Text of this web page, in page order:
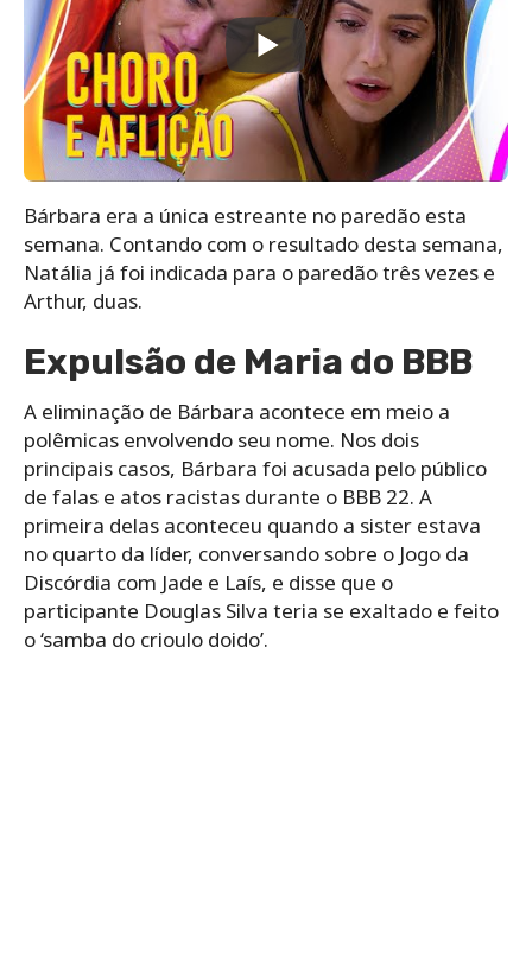
Bárbara era a única estreante no paredão esta
semana. Contando com o resultado desta semana,
Natália já foi indicada para o paredão três vezes e
Arthur, duas.
Expulsão de Maria do BBB
A eliminação de Bárbara acontece em meio a
polêmicas envolvendo seu nome. Nos dois
principais casos, Bárbara foi acusada pelo público
de falas e atos racistas durante o BBB 22. A
primeira delas aconteceu quando a sister estava
no quarto da líder, conversando sobre o Jogo da
Discórdia com Jade e Laís, e disse que o
participante Douglas Silva teria se exaltado e feito
o ‘samba do crioulo doido’.